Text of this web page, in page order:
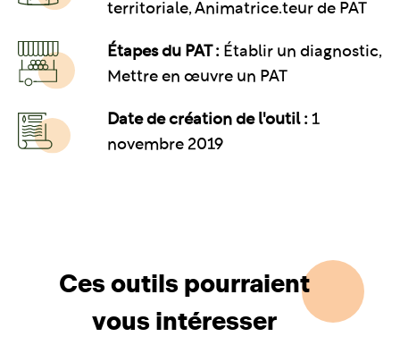
territoriale, Animatrice.teur de PAT
Étapes du PAT : Établir un diagnostic,
Mettre en œuvre un PAT
Date de création de l'outil : 1
novembre 2019
Ces outils pourraient
vous intéresser